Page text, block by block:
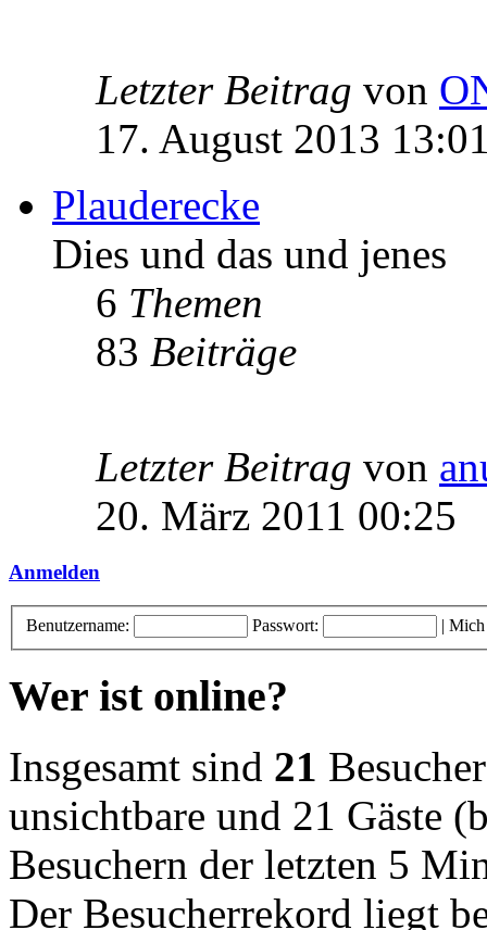
Letzter Beitrag von
17. August 2013
Plauderecke
Dies und das und jenes
6 Themen
83 Beiträge
Letzter Beitrag von
20. März 2011 00:25
Anmelden
Benutzername: Passwort: | Mich
Wer ist online?
Insgesamt sind 21
unsichtbare und 21 Gäste
Besuchern der letzten 5
Der Besucherrekord liegt